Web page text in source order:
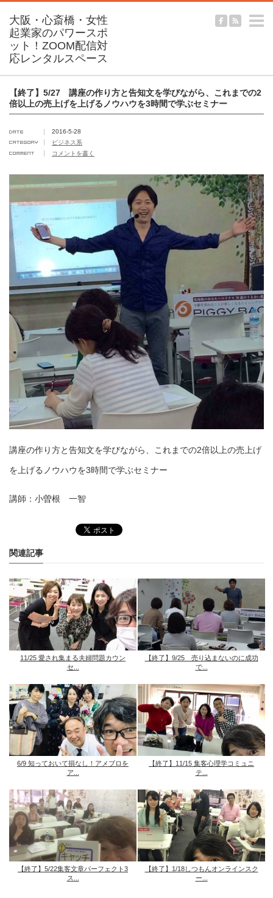
【終了】5/27 講座の作り方と告知文を学びながら、これまでの2
倍以上の売上げを上げるノウハウを3時間で学ぶセミナー
2016-5-28
ビジネス系
コメントを書く
講座の作り方と告知文を学びながら、これまでの2倍以上の売上げ
を上げるノウハウを3時間で学ぶセミナー
講師：小曽根 一智
関連記事
11/25 愛され集まる夫婦問題カウン
セ...
【終了】9/25 売り込まないのに成功
で...
6/9 知っておいて損なし！アメブロを
ア...
【終了】11/15 集客心理学コミュニ
テ...
【終了】5/22集客文章パーフェクト3
ス...
【終了】1/18しつもんオンラインスク
ー...